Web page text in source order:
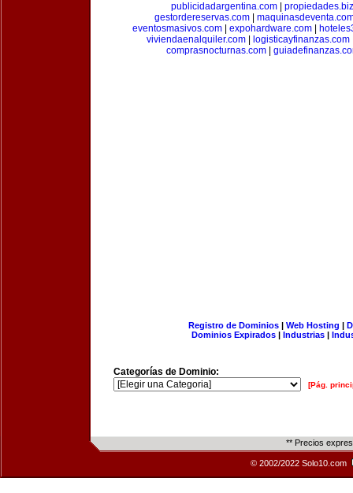
publicidadargentina.com| propiedades.biz
gestordereservas.com|
eventosmasivos.com
expohardware.com
viviendaenalquiler.com
logisticayfinanzas.com
comprasnocturnas.com
Registro de Dominios| Web Hosting |
Dominios Expirados | Industrias |
Categorías de Dominio:
[Pág.
** Precios
© 2002/2022 Solo10.com